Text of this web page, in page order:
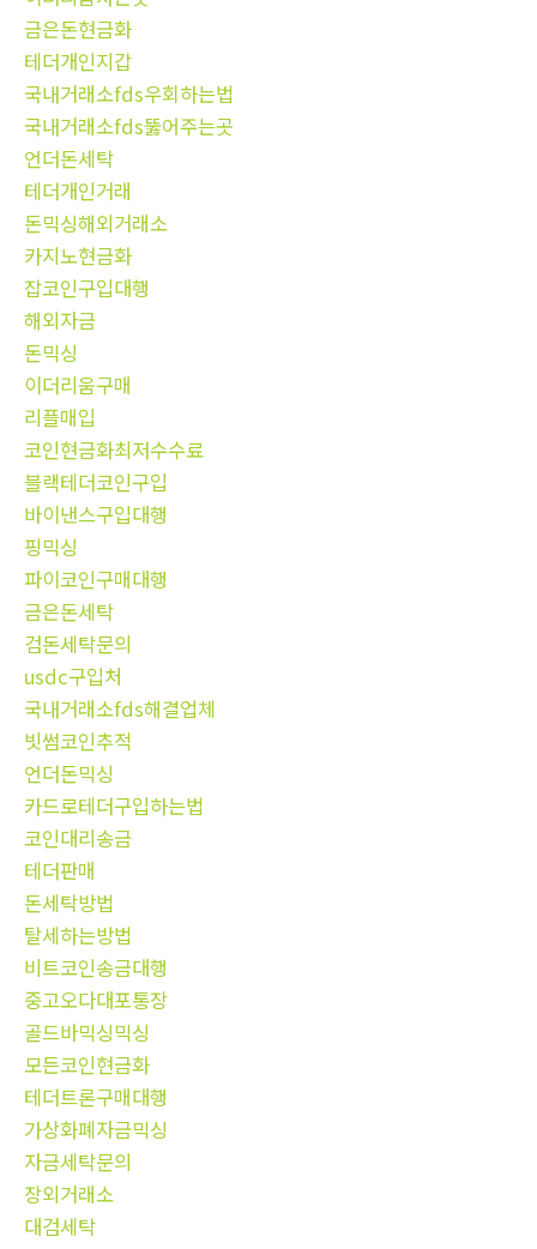
금은돈현금화
테더개인지갑
국내거래소fds우회하는법
국내거래소fds뚫어주는곳
언더돈세탁
테더개인거래
돈믹싱해외거래소
카지노현금화
잡코인구입대행
해외자금
돈믹싱
이더리움구매
리플매입
코인현금화최저수수료
블랙테더코인구입
바이낸스구입대행
핑믹싱
파이코인구매대행
금은돈세탁
검돈세탁문의
usdc구입처
국내거래소fds해결업체
빗썸코인추적
언더돈믹싱
카드로테더구입하는법
코인대리송금
테더판매
돈세탁방법
탈세하는방법
비트코인송금대행
중고오다대포통장
골드바믹싱믹싱
모든코인현금화
테더트론구매대행
가상화폐자금믹싱
자금세탁문의
장외거래소
대검세탁